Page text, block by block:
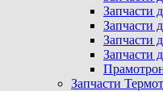
Запчасти
Запчасти
Запчасти
Запчасти
Запчасти